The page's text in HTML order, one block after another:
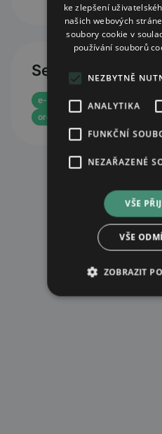
Services
e-prescription reservation
order from central warehouse
ke zlepšení
našich webových
soubory cookie v
používání souborů
NEZBYTNĚ
ANALYTIKA
FUNKČNÍ
NEZAŘAZENÉ
VŠE
VŠE
ZOBRAZIT